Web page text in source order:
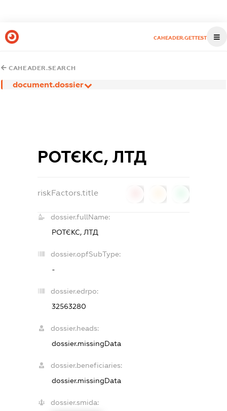
CAHEADER.GETTEST
CAHEADER.SEARCH
document.dossier
РОТЄКС, ЛТД
riskFactors.title
dossier.fullName:
РОТЄКС, ЛТД
dossier.opfSubType:
-
dossier.edrpo:
32563280
dossier.heads:
dossier.missingData
dossier.beneficiaries:
dossier.missingData
dossier.smida: